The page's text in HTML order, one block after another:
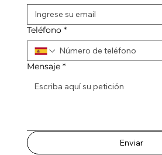
Teléfono *
Mensaje *
Enviar